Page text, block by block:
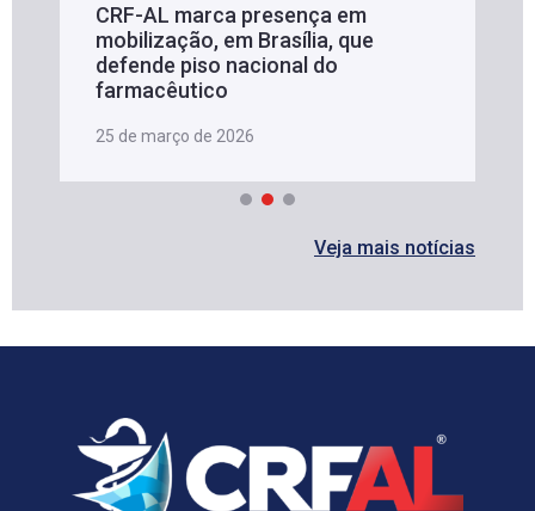
CRF-AL marca presença em
mobilização, em Brasília, que
defende piso nacional do
farmacêutico
25 de março de 2026
Veja mais notícias